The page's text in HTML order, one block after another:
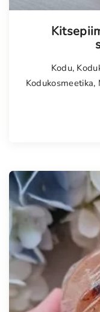
Kodu,
Kodukosmeetika,